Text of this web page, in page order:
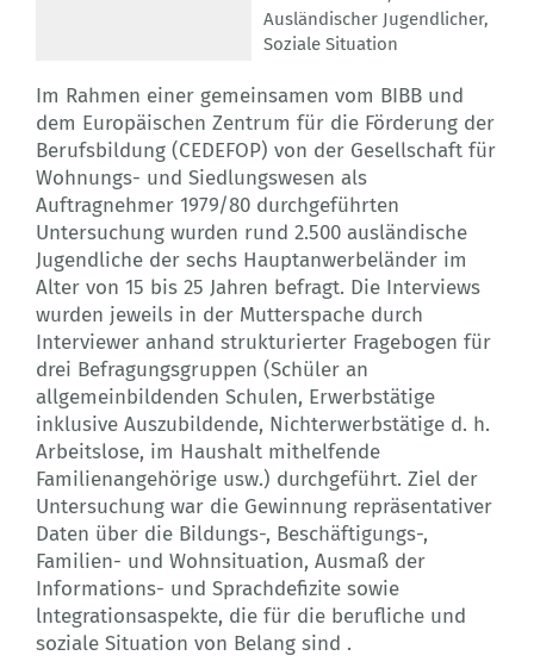
Ausländischer Jugendlicher,
Soziale Situation
Im Rahmen einer gemeinsamen vom BIBB und
dem Europäischen Zentrum für die Förderung der
Berufsbildung (CEDEFOP) von der Gesellschaft für
Wohnungs- und Siedlungswesen als
Auftragnehmer 1979/80 durchgeführten
Untersuchung wurden rund 2.500 ausländische
Jugendliche der sechs Hauptanwerbeländer im
Alter von 15 bis 25 Jahren befragt. Die Interviews
wurden jeweils in der Mutterspache durch
Interviewer anhand strukturierter Fragebogen für
drei Befragungsgruppen (Schüler an
allgemeinbildenden Schulen, Erwerbstätige
inklusive Auszubildende, Nichterwerbstätige d. h.
Arbeitslose, im Haushalt mithelfende
Familienangehörige usw.) durchgeführt. Ziel der
Untersuchung war die Gewinnung repräsentativer
Daten über die Bildungs-, Beschäftigungs-,
Familien- und Wohnsituation, Ausmaß der
Informations- und Sprachdefizite sowie
lntegrationsaspekte, die für die berufliche und
soziale Situation von Belang sind .